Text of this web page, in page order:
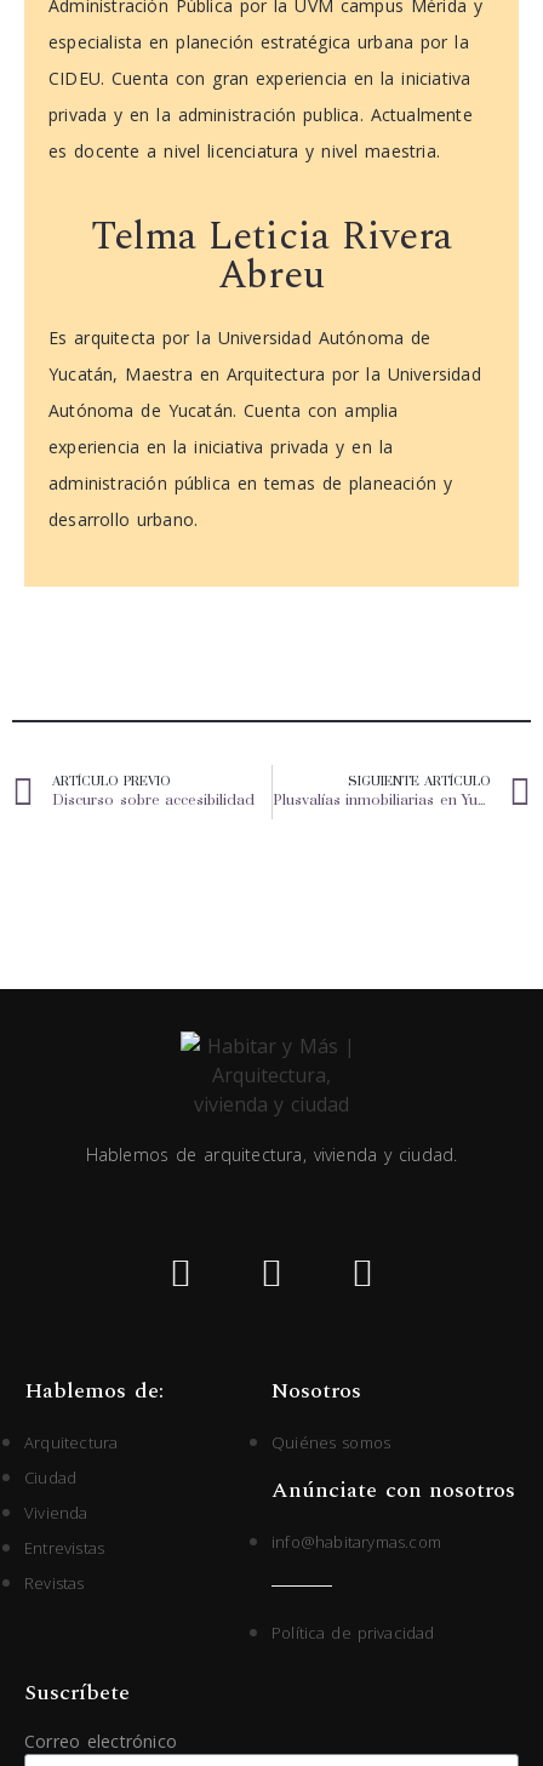
Administración Pública por la UVM campus Mérida y
especialista en planeción estratégica urbana por la
CIDEU. Cuenta con gran experiencia en la iniciativa
privada y en la administración publica. Actualmente
es docente a nivel licenciatura y nivel maestria.
Telma Leticia Rivera
Abreu
Es arquitecta por la Universidad Autónoma de
Yucatán, Maestra en Arquitectura por la Universidad
Autónoma de Yucatán. Cuenta con amplia
experiencia en la iniciativa privada y en la
administración pública en temas de planeación y
desarrollo urbano.
ARTÍCULO PREVIO
Discurso sobre accesibilidad
SIGUIENTE ARTÍCULO
Plusvalías inmobiliarias en Yucatán II
Hablemos de arquitectura, vivienda y ciudad.
Hablemos de:
Arquitectura
Ciudad
Vivienda
Entrevistas
Revistas
Nosotros
Quiénes somos
Anúnciate con nosotros
info@habitarymas.com
Política de privacidad
Suscríbete
Correo electrónico